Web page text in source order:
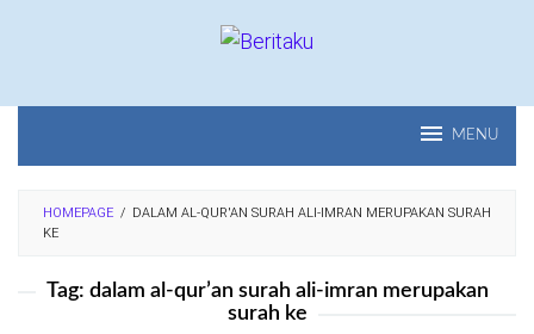
MENU
HOMEPAGE /
DALAM AL-QUR'AN SURAH ALI-IMRAN MERUPAKAN SURAH
KE
Tag: dalam al-qur’an surah ali-imran merupakan
surah ke